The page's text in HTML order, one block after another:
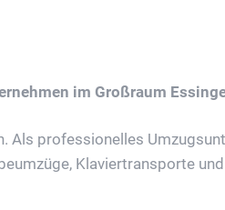
im Großraum
professionelles
Klaviertransporte